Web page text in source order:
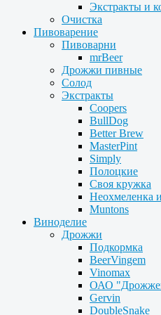
Экстракты и
Очистка
Пивоварение
Пивоварни
mrBeer
Дрожжи пивные
Солод
Экстракты
Coopers
BullDog
Better Brew
MasterPint
Simply
Полоцкие
Своя кружка
Неохмеленка
Muntons
Виноделие
Дрожжи
Подкормка
BeerVingem
Vinomax
ОАО
Gervin
DoubleSnake